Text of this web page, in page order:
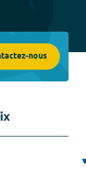
nous